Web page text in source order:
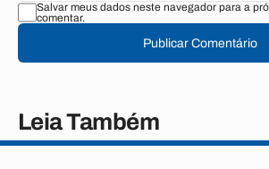
Salvar meus dados neste navegador para a
comentar.
Publicar Comentário
Leia Também